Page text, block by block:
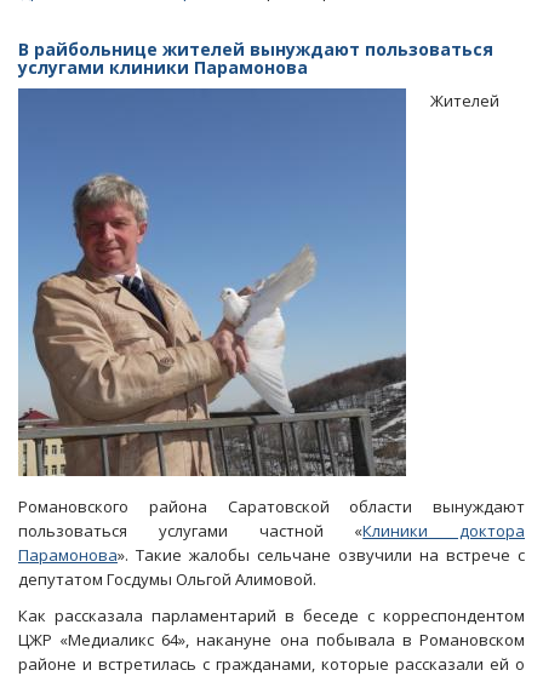
«парамоновскую»
принудиловку
В райбольнице жителей вынуждают пользоваться
услугами клиники Парамонова
Жителей
Романовского района Саратовской области вынуждают
пользоваться услугами частной «Клиники доктора
Парамонова». Такие жалобы сельчане озвучили на встрече с
депутатом Госдумы Ольгой Алимовой.
Как рассказала парламентарий в беседе с корреспондентом
ЦЖР «Медиаликс 64», накануне она побывала в Романовском
районе и встретилась с гражданами, которые рассказали ей о